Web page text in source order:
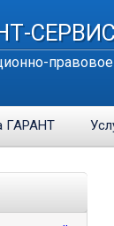
ГАРАНТ